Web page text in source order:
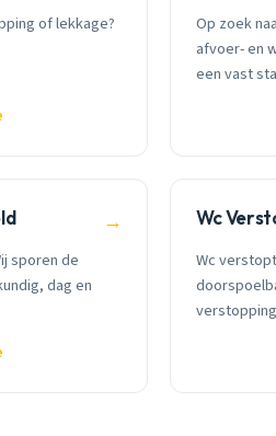
of lekkage?
Op zoek
afvoer- en
een vast
→
sporen de
dag en
Wc
Wc